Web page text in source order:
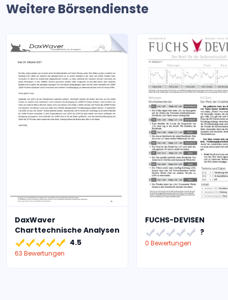
Weitere Börsendienste
DaxWaver
Charttechnische Analysen
4.5
63 Bewertungen
FUCHS-DEVISEN
?
0 Bewertungen